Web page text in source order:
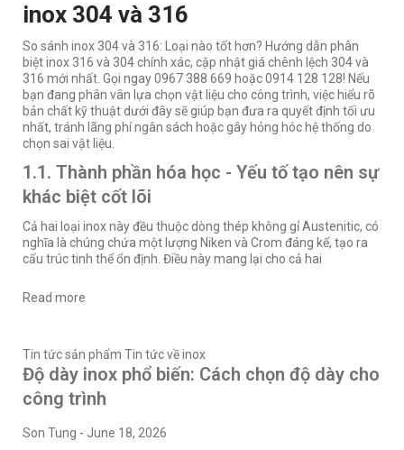
inox 304 và 316
So sánh inox 304 và 316: Loại nào tốt hơn? Hướng dẫn phân
biệt inox 316 và 304 chính xác, cập nhật giá chênh lệch 304 và
316 mới nhất. Gọi ngay 0967 388 669 hoặc 0914 128 128! Nếu
bạn đang phân vân lựa chọn vật liệu cho công trình, việc hiểu rõ
bản chất kỹ thuật dưới đây sẽ giúp bạn đưa ra quyết định tối ưu
nhất, tránh lãng phí ngân sách hoặc gây hỏng hóc hệ thống do
chọn sai vật liệu.
1.1. Thành phần hóa học - Yếu tố tạo nên sự
khác biệt cốt lõi
Cả hai loại inox này đều thuộc dòng thép không gỉ Austenitic, có
nghĩa là chúng chứa một lượng Niken và Crom đáng kể, tạo ra
cấu trúc tinh thể ổn định. Điều này mang lại cho cả hai
Read more
Tin tức sản phẩm Tin tức về inox
Độ dày inox phổ biến: Cách chọn độ dày cho
công trình
Son Tung - June 18, 2026